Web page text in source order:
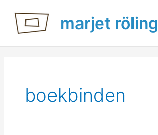
marjet röling
boekbinden